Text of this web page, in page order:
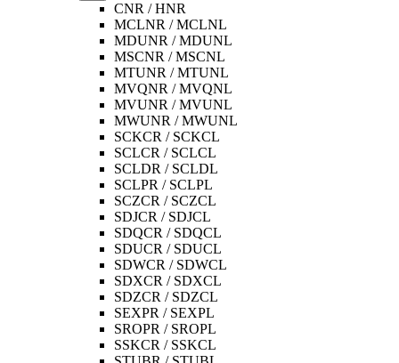
CNR / HNR
MCLNR / MCLNL
MDUNR / MDUNL
MSCNR / MSCNL
MTUNR / MTUNL
MVQNR / MVQNL
MVUNR / MVUNL
MWUNR / MWUNL
SCKCR / SCKCL
SCLCR / SCLCL
SCLDR / SCLDL
SCLPR / SCLPL
SCZCR / SCZCL
SDJCR / SDJCL
SDQCR / SDQCL
SDUCR / SDUCL
SDWCR / SDWCL
SDXCR / SDXCL
SDZCR / SDZCL
SEXPR / SEXPL
SROPR / SROPL
SSKCR / SSKCL